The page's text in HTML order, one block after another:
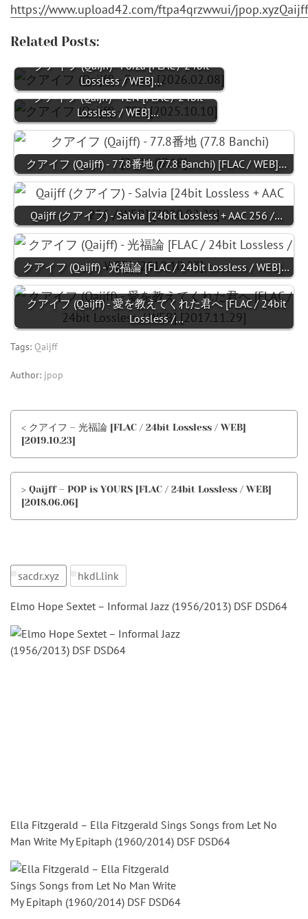
https://www.upload42.com/ftpa4qrzwwui/
Related Posts:
クアイフ (Qaijff) - Forza [FLAC / 24bit
Lossless / WEB]…
クアイフ (Qaijff) - TEN [FLAC / 24bit
Lossless / WEB]…
クアイフ (Qaijff) - 77.8番地 (77.8 Banchi) [FLAC / WEB]…
Qaijff (クアイフ) - Salvia [24bit Lossless + AAC 256 /…
クアイフ (Qaijff) - 光福論 [FLAC / 24bit Lossless / WEB]…
クアイフ (Qaijff) - 愛を教えてくれた君へ [FLAC / 24bit
Lossless /…
Tags: Qaijff
Author: jpop
< クアイフ – 光福論 [FLAC / 24bit Lossless / WEB]
[2019.10.23]
> Qaijff – POP is YOURS [FLAC / 24bit Lossless / WEB]
[2018.06.06]
sacdr.xyz hkdl.link
Elmo Hope Sextet – Informal Jazz (1956/2013) DSF DSD64
Ella Fitzgerald – Ella Fitzgerald Sings Songs from Let No
Man Write My Epitaph (1960/2014) DSF DSD64